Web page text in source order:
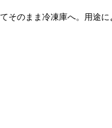
そのまま冷凍庫へ。用途